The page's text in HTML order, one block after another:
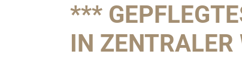
***
N ZENTRALER